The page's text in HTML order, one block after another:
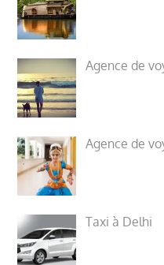
Agence de
Agence de
Taxi à Delhi